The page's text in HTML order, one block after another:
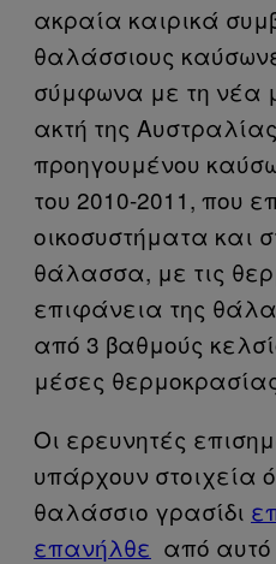
ακραία καιρικά
θαλάσσιους
σύμφωνα με τη νέα
ακτή της
προηγουμένου
του 2010-2011, που
οικοσυστήματα και
θάλασσα, με τις
επιφάνεια της
από 3 βαθμούς
μέσες
Οι ερευνητές
υπάρχουν στοιχεία
θαλάσσιο γρασίδι
επανήλθε από